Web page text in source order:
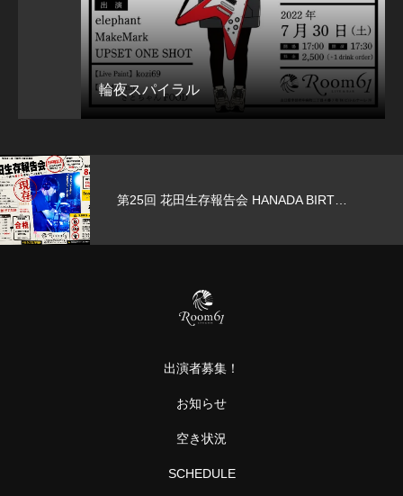
輪夜スパイラル
第25回 花田生存報告会 HANADA BIRT…
出演者募集！
お知らせ
空き状況
SCHEDULE